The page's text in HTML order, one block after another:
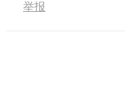
举报